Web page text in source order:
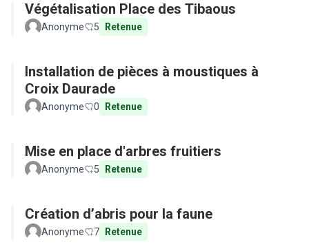
Végétalisation Place des Tibaous
Anonyme 5 Retenue
Installation de pièces à moustiques à
Croix Daurade
Anonyme 0 Retenue
Mise en place d'arbres fruitiers
Anonyme 5 Retenue
Création d’abris pour la faune
Anonyme 7 Retenue